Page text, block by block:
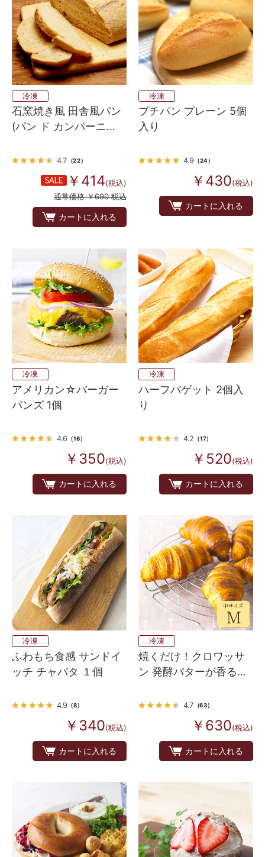
冷凍
石窯焼き風 田舎風パン
(パン ド カンパーニ
4.7 （22）
￥414(税込)
通常価格 ￥690 税込
カートに入れる
冷凍
プチパン プレーン 5個
入り
4.9 （24）
￥430(税込)
カートに入れる
冷凍
アメリカン☆バーガー
バンズ 1個
4.6 （16）
￥350(税込)
カートに入れる
冷凍
ハーフバゲット 2個入
り
4.2 （17）
￥520(税込)
カートに入れる
冷凍
ふわもち食感 サンドイ
ッチ チャバタ １個
4.9 （8）
￥340(税込)
カートに入れる
冷凍
焼くだけ！クロワッサ
ン 発酵バターが香るフ
5個入り
4.7 （63）
￥630(税込)
カートに入れる